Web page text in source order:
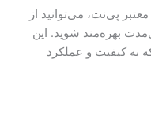
معتبر پی‌نت، می‌توانید از
بهره‌مند شوید. این
به کیفیت و عملکرد